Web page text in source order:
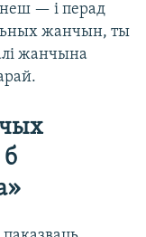
— і перад
жанчын, ты
жанчына